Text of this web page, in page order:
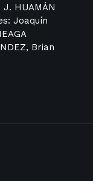
HUAMÁN
Joaquín
Brian